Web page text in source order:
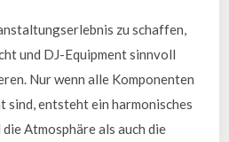
zu schaffen,
und DJ-Equipment sinnvoll
Nur wenn alle Komponenten
sind, entsteht ein harmonisches
Atmosphäre als auch die